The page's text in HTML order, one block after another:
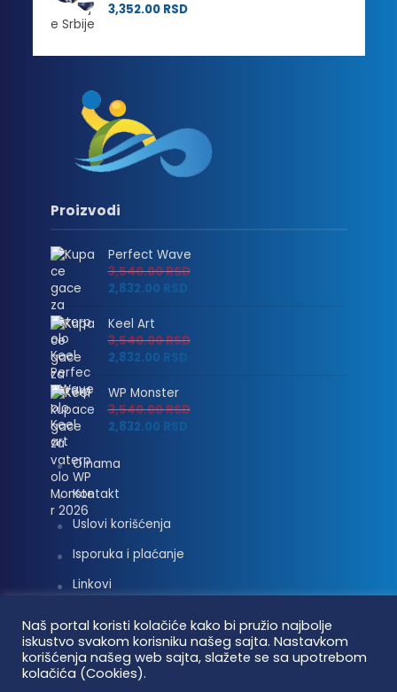
3,352.00 RSD
Proizvodi
Perfect Wave
3,540.00RSD
2,832.00 RSD
Keel Art
3,540.00RSD
2,832.00 RSD
WP Monster
3,540.00RSD
2,832.00 RSD
O nama
Kontakt
Uslovi korišćenja
Isporuka i plaćanje
Linkovi
Vaterpolo vesti © 2026. Sva prava zadržana.
Naš portal koristi kolačiće kako bi pružio najbolje
iskustvo svakom korisniku našeg sajta. Nastavkom
korišćenja našeg web sajta, slažete se sa upotrebom
kolačića (Cookies).